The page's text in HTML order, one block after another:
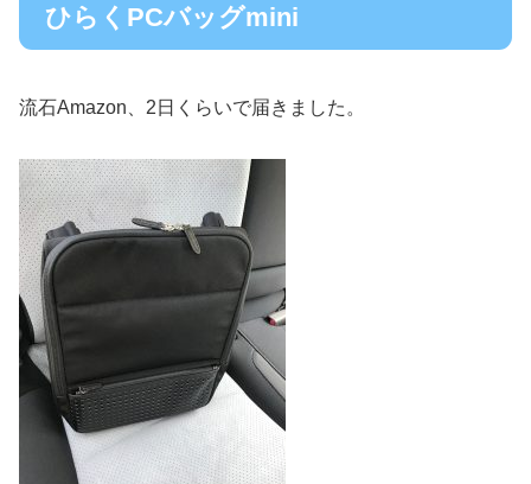
ひらくPCバッグmini
流石Amazon、2日くらいで届きました。